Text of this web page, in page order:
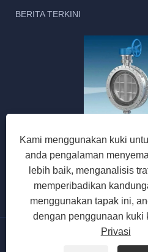
BERITA TERKINI
2026/02/
Injap rama-rama sesuai untuk
kehilangan tekanan ketara injap
kekuatan...
Hak Cipta © 2026 Hebei Gongchuang
Kami menggunakan kuki
anda pengalaman
lebih baik, menganalisis
memperibadikan
menggunakan tapak ini,
dengan penggunaan kuki
Privasi